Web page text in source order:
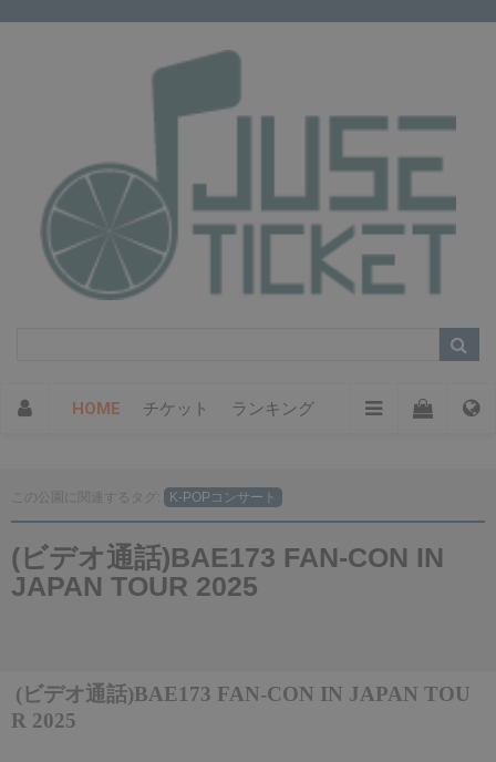
HOME チケット ランキング
この公園に関連するタグ: K-POPコンサート
(ビデオ通話)BAE173 FAN-CON IN
JAPAN TOUR 2025
(ビデオ通話)BAE173 FAN-CON IN JAPAN TOU
R 2025